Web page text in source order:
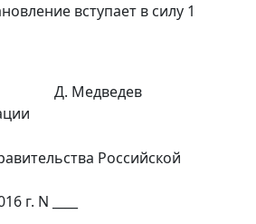
вступает в силу 1
Д. Медведев
Российской
г. N ____